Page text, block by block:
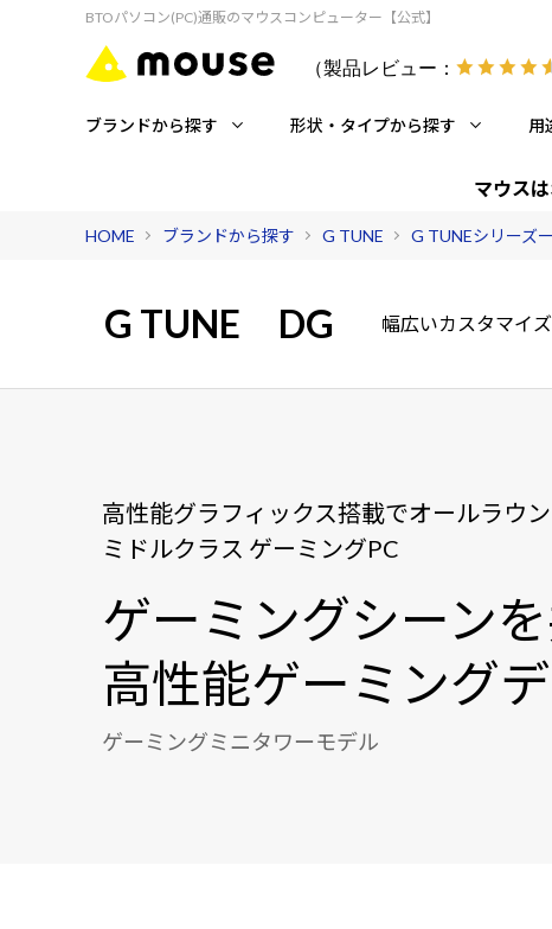
BTOパソコン(PC)通販のマウスコンピューター【公式】
（製品レビュー：
ブランドから探す 形状・タイプから探す 用
マウス
HOME ブランドから探す G TUNE G TUNEシリーズ
G TUNE DG 幅広いカスタマイ
高性能グラフィックス搭載でオールラウ
ミドルクラス ゲーミングPC
ゲーミングシーンを
高性能ゲーミング
ゲーミングミニタワーモデル